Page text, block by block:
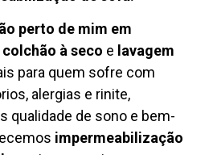
perto de mim em
colchão à seco e lavagem
para quem sofre com
alergias e rinite,
qualidade de sono e bem-
impermeabilização